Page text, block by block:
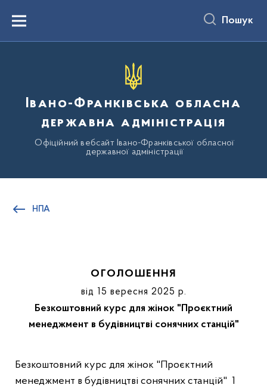
вмістуMenu Пошук
Івано-Франківська обласна
державна адміністрація
Офіційний вебсайт Івано-Франківської обласної
державної адміністрації
НПА
ОГОЛОШЕННЯ
від 15 вересня 2025 р.
Безкоштовний курс для жінок "Проєктний
менеджмент в будівництві сонячних станцій"
Безкоштовний курс для жінок "Проєктний
менеджмент в будівництві сонячних станцій" 1